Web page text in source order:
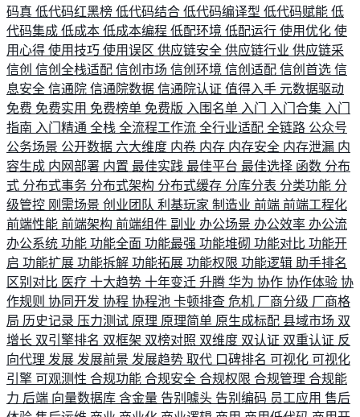
码真 低代码红黑榜 低代码结合 低代码编译型 低代码赋能 低
代码集成 低成本 低成本编程 低配环境 低配运行 使用优化 使
用心得 使用技巧 使用误区 供应链安全 供应链行业 供应链采
信创 信创全栈适配 信创市场 信创环境 信创适配 信创首选 信
息安全 信通院 信通院数据 信通院认证 值得入手 元数据驱动
免费 免费实用 免费榜单 免费版 入围名单 入门 入门合集 入门
指南 入门精通 全栈 全流程工作流 全行业适配 全链路 公众号
公务场景 公开数据 六大维度 内卷 内存 内存安全 内存泄漏 内
容生成 内网部署 内置 最佳实践 最佳平台 最佳选择 函数 分布
式 分布式事务 分布式架构 分布式缓存 分库分表 分类功能 分
级管控 刚需场景 创业团队 利基玩家 制造业 前端 前端工程化
前端性能 前端架构 前端组件 副业 办公场景 办公效率 办公流
办公系统 功能 功能全面 功能最强 功能堆砌 功能对比 功能开
启 功能扩展 功能拆解 功能拓展 功能权限 功能逻辑 助手排名
区别对比 医疗 十大趋势 十年变迁 升腾 华为 协作 协作体验 协
作规则 协同开发 协程 协程池 卡顿排查 危机 厂商分级 厂商格
局 历史记录 压力测试 原理 原理简单 原生成标配 县域市场 双
增长 双引擎排名 双框架 双榜对照 双维度 双认证 双重认证 反
向代理 发展 发展前景 发展趋势 取代 口碑排名 可视化 可视化
引擎 可观测性 合规功能 合规安全 合规权限 合规管理 合规能
力 后端 向量数据库 含金量 告别噱头 告别编码 员工应用 售后